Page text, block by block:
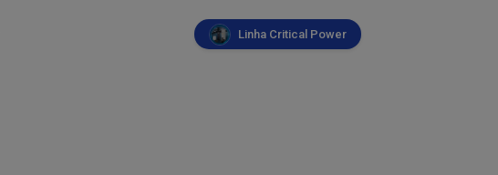
Linha Critical Power